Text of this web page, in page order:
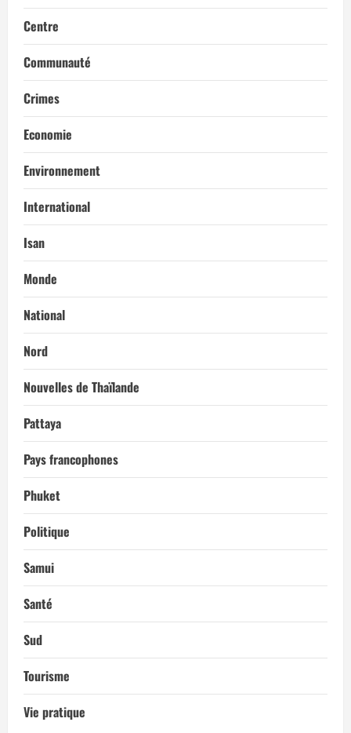
Centre
Communauté
Crimes
Economie
Environnement
International
Isan
Monde
National
Nord
Nouvelles de Thaïlande
Pattaya
Pays francophones
Phuket
Politique
Samui
Santé
Sud
Tourisme
Vie pratique